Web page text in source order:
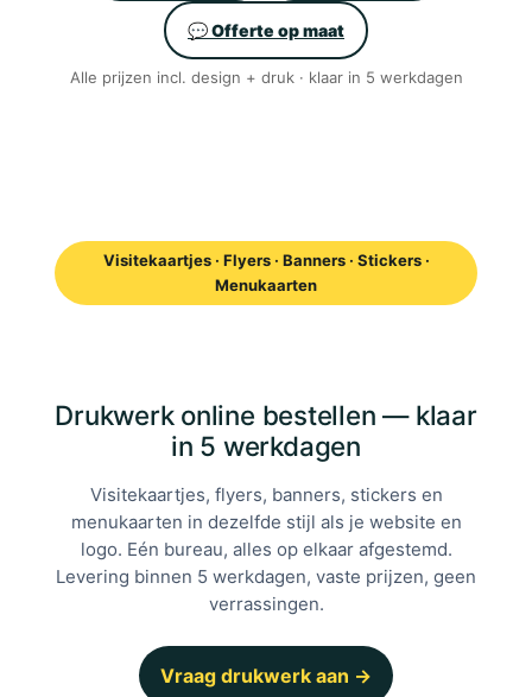
💬 Offerte op maat
Alle prijzen incl. design + druk · klaar in 5 werkdagen
Visitekaartjes · Flyers · Banners · Stickers ·
Menukaarten
Drukwerk online bestellen — klaar
in 5 werkdagen
Visitekaartjes, flyers, banners, stickers en
menukaarten in dezelfde stijl als je website en
logo. Eén bureau, alles op elkaar afgestemd.
Levering binnen 5 werkdagen, vaste prijzen, geen
verrassingen.
Vraag drukwerk aan →